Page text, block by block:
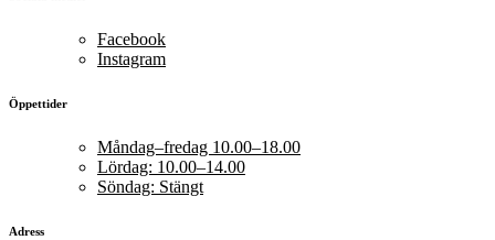
Facebook
Instagram
Öppettider
Måndag–fredag 10.00–18.00
Lördag: 10.00–14.00
Söndag: Stängt
Adress